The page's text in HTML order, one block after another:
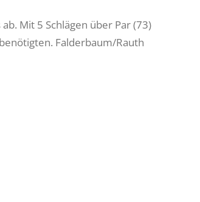
Mit 5 Schlägen über Par (73)
Falderbaum/Rauth